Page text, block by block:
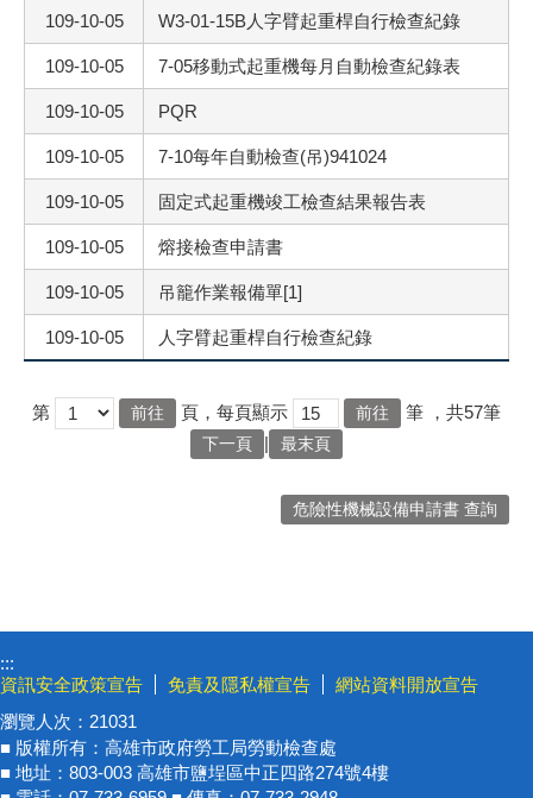
109-10-05 W3-01-15B人字臂起重桿自行檢查紀錄
109-10-05 7-05移動式起重機每月自動檢查紀錄表
109-10-05 PQR
109-10-05 7-10每年自動檢查(吊)941024
109-10-05 固定式起重機竣工檢查結果報告表
109-10-05 熔接檢查申請書
109-10-05 吊籠作業報備單[1]
109-10-05 人字臂起重桿自行檢查紀錄
第 頁，每頁顯示 筆 ，共57筆
下一頁 | 最末頁
危險性機械設備申請書 查詢
:::
資訊安全政策宣告
免責及隱私權宣告
網站資料開放宣告
瀏覽人次： 21031
■ 版權所有：高雄市政府勞工局勞動檢查處
■ 地址：803-003 高雄市鹽埕區中正四路274號4樓